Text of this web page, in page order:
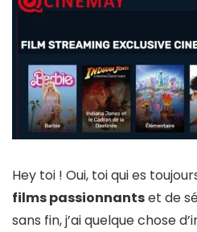
Hey toi ! Oui, toi qui es
films passionnantset de
sans fin, j’ai quelque chose